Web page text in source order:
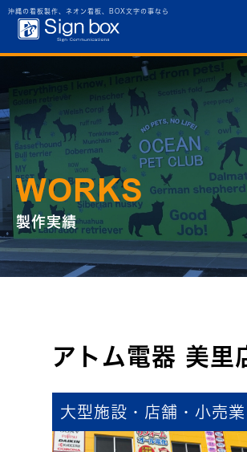
沖縄の看板製作、ネオン看板、BOX文字の事なら
WORKS
製作実績
アトム電器 美里
大型施設・店舗・小売業